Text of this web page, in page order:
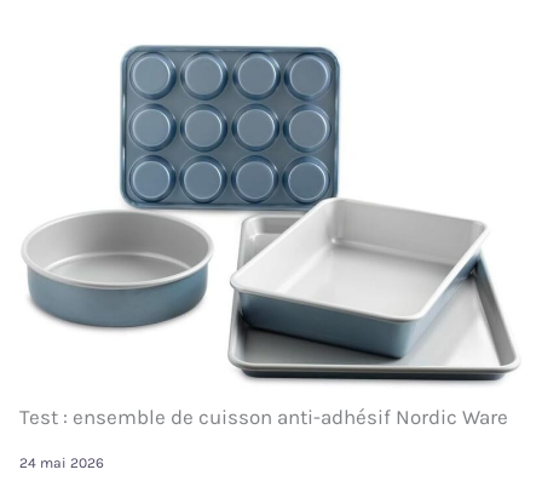
Test : ensemble de cuisson anti-adhésif Nordic Ware
24 mai 2026